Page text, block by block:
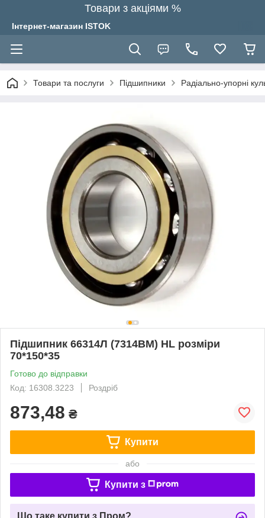
Товари з акціями %
Інтернет-магазин ISTOK
Товари та послуги Підшипники Радіально-упорні
Підшипник 66314Л (7314ВМ) HL розміри
70*150*35
Готово до відправки
Код: 16308.3223
Роздріб
873,48 ₴
Купити
або
Купити з
Що таке купити з Пром?